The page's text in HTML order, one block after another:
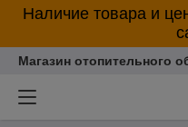
Наличие товара и
Магазин отопительного